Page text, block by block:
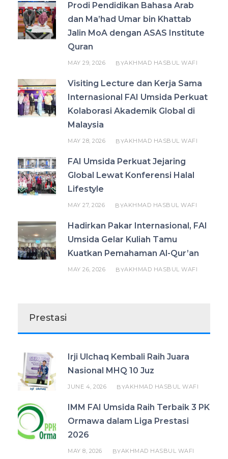
Prodi Pendidikan Bahasa Arab
dan Ma’had Umar bin Khattab
Jalin MoA dengan ASAS Institute
Quran
MAY 29, 2026 BYAKHMAD HASBUL WAFI
Visiting Lecture dan Kerja Sama
Internasional FAI Umsida Perkuat
Kolaborasi Akademik Global di
Malaysia
MAY 28, 2026 BYAKHMAD HASBUL WAFI
FAI Umsida Perkuat Jejaring
Global Lewat Konferensi Halal
Lifestyle
MAY 27, 2026 BYAKHMAD HASBUL WAFI
Hadirkan Pakar Internasional, FAI
Umsida Gelar Kuliah Tamu
Kuatkan Pemahaman Al-Qur’an
MAY 26, 2026 BYAKHMAD HASBUL WAFI
Prestasi
Irji Ulchaq Kembali Raih Juara
Nasional MHQ 10 Juz
JUNE 4, 2026 BYAKHMAD HASBUL WAFI
IMM FAI Umsida Raih Terbaik 3 PK
Ormawa dalam Liga Prestasi
2026
MAY 8, 2026 BYAKHMAD HASBUL WAFI